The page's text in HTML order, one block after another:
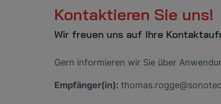
Kontaktieren Sie uns!
Wir freuen uns auf Ihre
Gern informieren wir Sie über
Empfänger(in): thomas.rogge@sonotec